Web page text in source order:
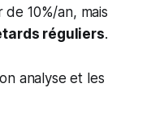
10%/an, mais
réguliers.
analyse et les